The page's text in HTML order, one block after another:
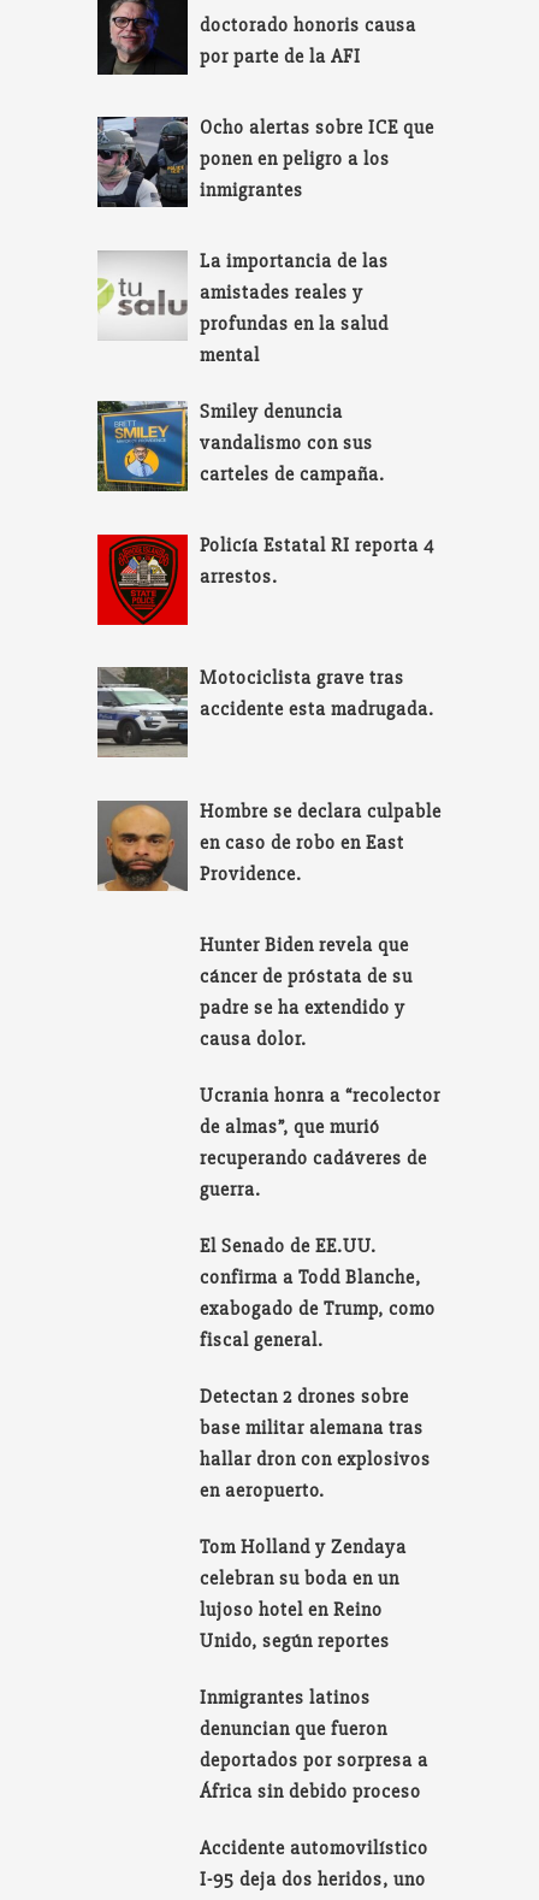
doctorado honoris causa
por parte de la AFI
Ocho alertas sobre ICE que
ponen en peligro a los
inmigrantes
La importancia de las
amistades reales y
profundas en la salud
mental
Smiley denuncia
vandalismo con sus
carteles de campaña.
Policía Estatal RI reporta 4
arrestos.
Motociclista grave tras
accidente esta madrugada.
Hombre se declara culpable
en caso de robo en East
Providence.
Hunter Biden revela que
cáncer de próstata de su
padre se ha extendido y
causa dolor.
Ucrania honra a “recolector
de almas”, que murió
recuperando cadáveres de
guerra.
El Senado de EE.UU.
confirma a Todd Blanche,
exabogado de Trump, como
fiscal general.
Detectan 2 drones sobre
base militar alemana tras
hallar dron con explosivos
en aeropuerto.
Tom Holland y Zendaya
celebran su boda en un
lujoso hotel en Reino
Unido, según reportes
Inmigrantes latinos
denuncian que fueron
deportados por sorpresa a
África sin debido proceso
Accidente automovilístico
I-95 deja dos heridos, uno